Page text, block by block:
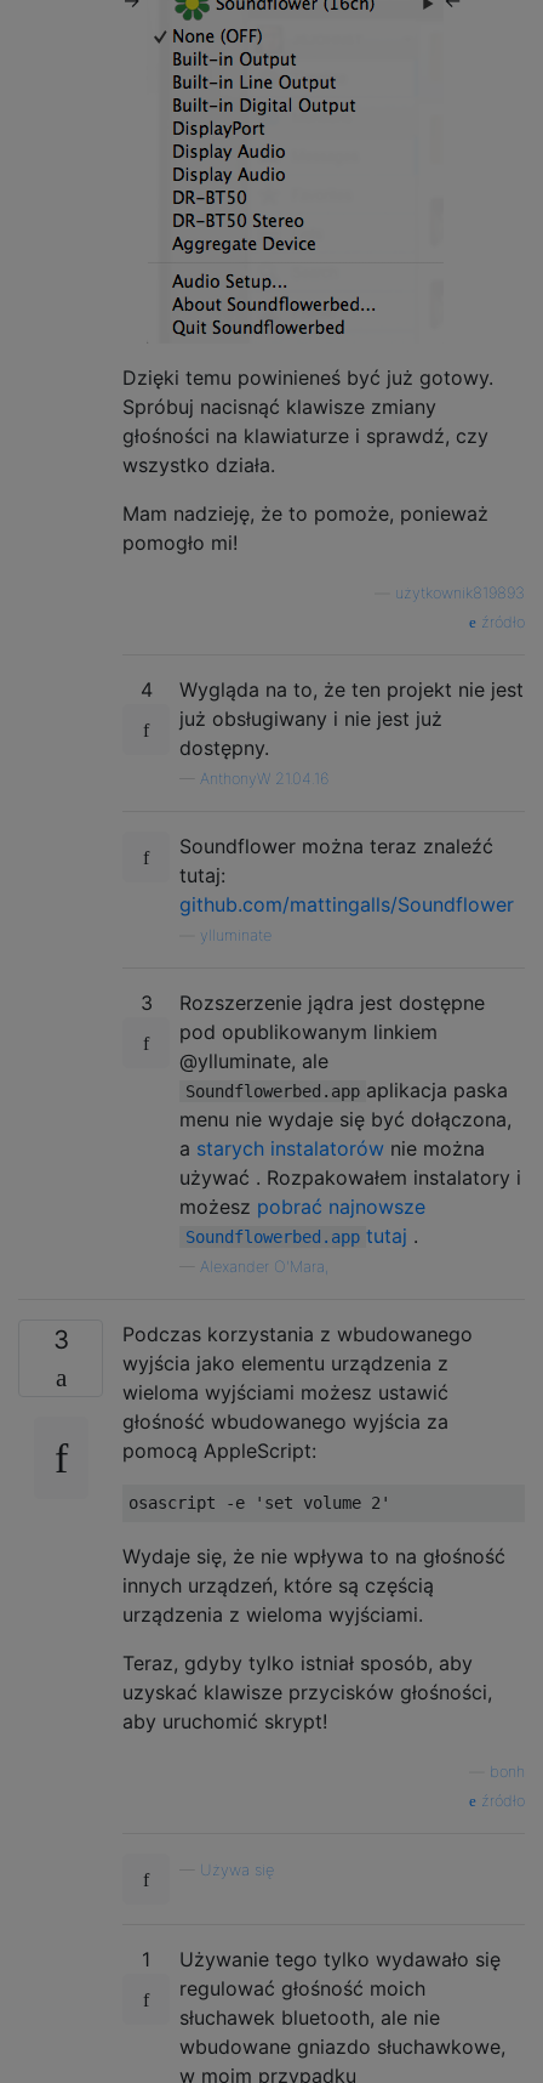
Dzięki temu powinieneś być już gotowy.
Spróbuj nacisnąć klawisze zmiany
głośności na klawiaturze i sprawdź, czy
wszystko działa.
Mam nadzieję, że to pomoże, ponieważ
pomogło mi!
użytkownik819893
źródło
4
Wygląda na to, że ten projekt nie jest
już obsługiwany i nie jest już
dostępny.
AnthonyW 21.04.16
Soundflower można teraz znaleźć
tutaj:
github.com/mattingalls/Soundflower
ylluminate
3
Rozszerzenie jądra jest dostępne
pod opublikowanym linkiem
@ylluminate, ale
Soundflowerbed.app aplikacja paska
menu nie wydaje się być dołączona,
a starych instalatorów nie można
używać . Rozpakowałem instalatory i
możesz pobrać najnowsze
Soundflowerbed.app tutaj .
Alexander O'Mara,
3
Podczas korzystania z wbudowanego
wyjścia jako elementu urządzenia z
wieloma wyjściami możesz ustawić
głośność wbudowanego wyjścia za
pomocą AppleScript:
Wydaje się, że nie wpływa to na głośność
innych urządzeń, które są częścią
urządzenia z wieloma wyjściami.
Teraz, gdyby tylko istniał sposób, aby
uzyskać klawisze przycisków głośności,
aby uruchomić skrypt!
bonh
źródło
Używa się
1
Używanie tego tylko wydawało się
regulować głośność moich
słuchawek bluetooth, ale nie
wbudowane gniazdo słuchawkowe,
w moim przypadku